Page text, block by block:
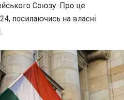
Союзу. Про це
посилаючись на власні
.